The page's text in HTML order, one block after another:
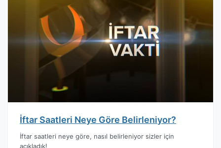
İftar Saatleri Neye Göre Belirleniyor?
İftar saatleri neye göre, nasıl belirleniyor sizler için
açıkladık!